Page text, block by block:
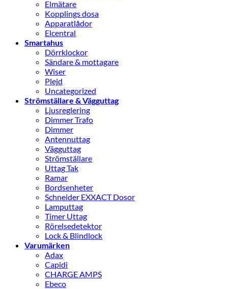
Elmätare
Kopplings dosa
Apparatlådor
Elcentral
Smartahus
Dörrklockor
Sändare & mottagare
Wiser
Plejd
Uncategorized
Strömställare & Vägguttag
Ljusreglering
Dimmer Trafo
Dimmer
Antennuttag
Vägguttag
Strömställare
Uttag Tak
Ramar
Bordsenheter
Schneider EXXACT Dosor
Lamputtag
Timer Uttag
Rörelsedetektor
Lock & Blindlock
Varumärken
Adax
Capidi
CHARGE AMPS
Ebeco